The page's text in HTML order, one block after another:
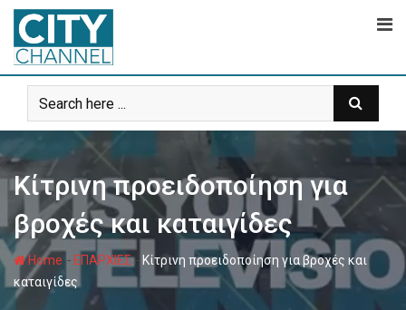
Skip
content
Κίτρινη προειδοποίηση για
βροχές και καταιγίδες
Home - ΕΠΑΡΧΙΕΣ- Κίτρινη προειδοποίηση για βροχές και
καταιγίδες